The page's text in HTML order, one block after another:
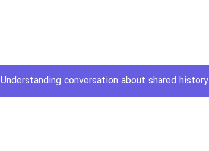
Understanding conversation about shared history